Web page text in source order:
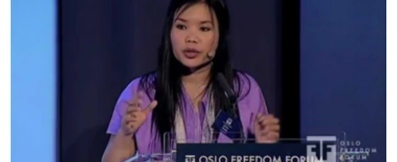
သုတပဒေသာ အင်္ဂလိပ်စာ
ရေဒီယိုနှင့်ရုပ်သံ အချက်အလက်များ
Learning English
ဗွီအိုအေ လူမှုကွန်ယက်များ